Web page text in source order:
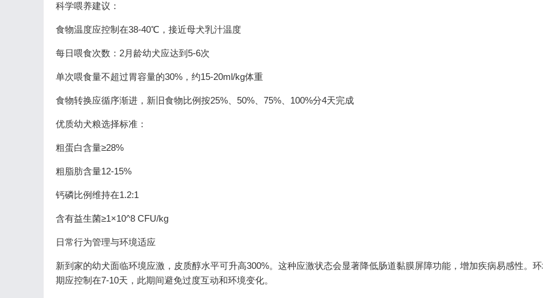
科学喂养建议：
食物温度应控制在38-40℃，接近母犬乳汁温度
每日喂食次数：2月龄幼犬应达到5-6次
单次喂食量不超过胃容量的30%，约15-20ml/kg体重
食物转换应循序渐进，新旧食物比例按25%、50%、75%、100%分4天完成
优质幼犬粮选择标准：
粗蛋白含量≥28%
粗脂肪含量12-15%
钙磷比例维持在1.2:1
含有益生菌≥1×10^8 CFU/kg
日常行为管理与环境适应
新到家的幼犬面临环境应激，皮质醇水平可升高300%。这种应激状态会显著降低肠道黏膜屏障功能，增加疾病易感性。
期应控制在7-10天，此期间避免过度互动和环境变化。